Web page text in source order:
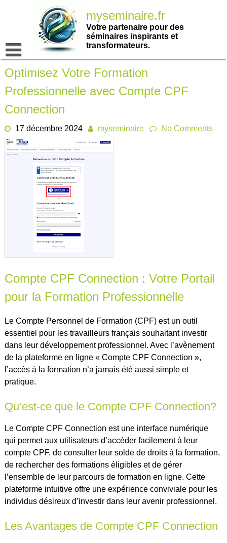
myseminaire.fr
Votre partenaire pour des
séminaires inspirants et
transformateurs.
Optimisez Votre Formation
Professionnelle avec Compte CPF
Connection
17 décembre 2024 myseminaire No Comments
Compte CPF Connection : Votre Portail
pour la Formation Professionnelle
Le Compte Personnel de Formation (CPF) est un outil
essentiel pour les travailleurs français souhaitant investir
dans leur développement professionnel. Avec l’avènement
de la plateforme en ligne « Compte CPF Connection »,
l’accès à la formation n’a jamais été aussi simple et
pratique.
Qu’est-ce que le Compte CPF Connection?
Le Compte CPF Connection est une interface numérique
qui permet aux utilisateurs d’accéder facilement à leur
compte CPF, de consulter leur solde de droits à la formation,
de rechercher des formations éligibles et de gérer
l’ensemble de leur parcours de formation en ligne. Cette
plateforme intuitive offre une expérience conviviale pour les
individus désireux d’investir dans leur avenir professionnel.
Les Avantages de Compte CPF Connection